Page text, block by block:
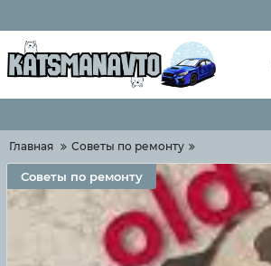
Главная Советы по ремонту
Советы по ремонту